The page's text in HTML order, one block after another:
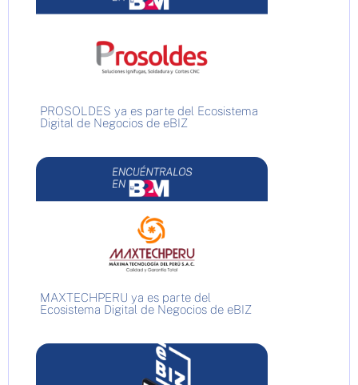
PROSOLDES ya es parte del Ecosistema
Digital de Negocios de eBIZ
MAXTECHPERU ya es parte del
Ecosistema Digital de Negocios de eBIZ